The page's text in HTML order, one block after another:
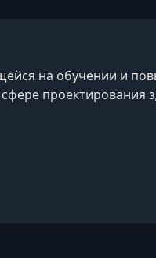
УРОК 16.
на обучении и
проектирования